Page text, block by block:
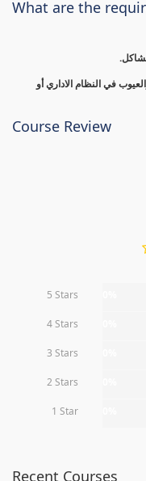
What are the
في النظام الاداري أو
Course Review
5 Stars
4 Stars
3 Stars
2 Stars
1 Star
Recent Courses